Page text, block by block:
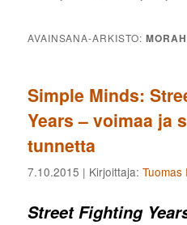
AVAINSANA-ARKISTO:
Simple Minds:
Years – voimaa ja
tunnetta
7.10.2015 | Kirjoittaja:Tuomas
Street Fighting